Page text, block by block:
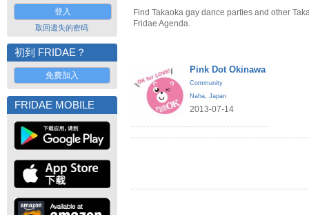
取回遗失的密码
初到 FRIDAE？
免费加入
FRIDAE MOBILE
Find Takaoka gay dance parties and other
Fridae Agenda.
Pink Dot Okinawa
Community
Naha, Japan
2013-07-14